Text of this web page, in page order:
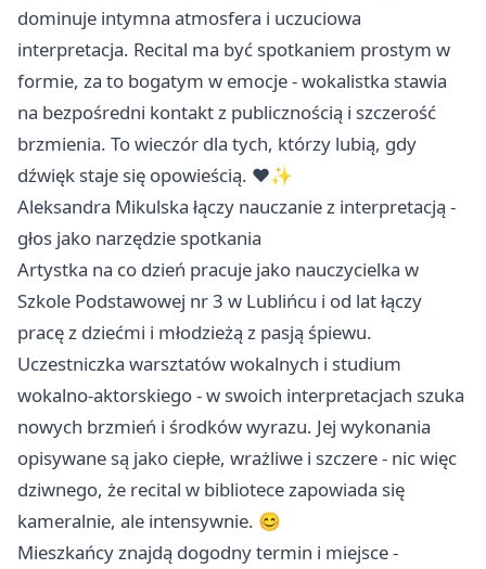
dominuje intymna atmosfera i uczuciowa
interpretacja. Recital ma być spotkaniem prostym w
formie, za to bogatym w emocje - wokalistka stawia
na bezpośredni kontakt z publicznością i szczerość
brzmienia. To wieczór dla tych, którzy lubią, gdy
dźwięk staje się opowieścią. ❤️✨
Aleksandra Mikulska łączy nauczanie z interpretacją -
głos jako narzędzie spotkania
Artystka na co dzień pracuje jako nauczycielka w
Szkole Podstawowej nr 3 w Lublińcu i od lat łączy
pracę z dziećmi i młodzieżą z pasją śpiewu.
Uczestniczka warsztatów wokalnych i studium
wokalno-aktorskiego - w swoich interpretacjach szuka
nowych brzmień i środków wyrazu. Jej wykonania
opisywane są jako ciepłe, wrażliwe i szczere - nic więc
dziwnego, że recital w bibliotece zapowiada się
kameralnie, ale intensywnie. 😊
Mieszkańcy znajdą dogodny termin i miejsce -